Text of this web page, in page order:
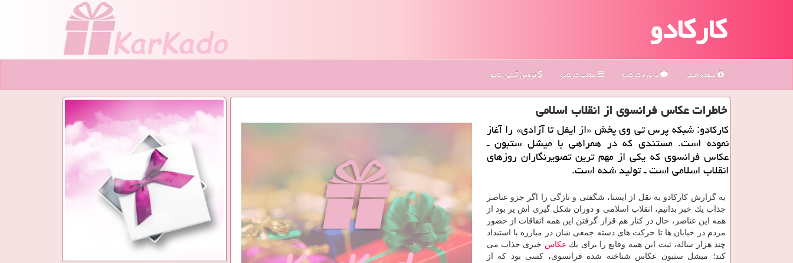
کارکادو
صفحه اصلی درباره كاركادو مطالب كاركادو فروش آنلاین کادو
خاطرات عكاس فرانسوی از انقلاب اسلامی
كاركادو: شبكه پرس تی وی پخش «از ایفل تا آزادی» را آغاز
نموده است. مستندی كه در همراهی با میشل ستبون ـ
عكاس فرانسوی كه یكی از مهم ترین تصویرنگاران روزهای
انقلاب اسلامی است ـ تولید شده است.
به گزارش كاركادو به نقل از ایسنا، شگفتی و تازگی را اگر جزو عناصر
جذاب یك خبر بدانیم، انقلاب اسلامی و دوران شكل گیری اش پر بود از
همه این عناصر، حال در كنار هم قرار گرفتن این همه اتفاقات از حضور
مردم در خیابان ها تا حركت های دسته جمعی شان در مبارزه با استبداد
چند هزار ساله، ثبت این همه وقایع را برای یك عكاس خبری جذاب می
كند؛ میشل ستبون عكاس شناخته شده فرانسوی، كسی بود كه از